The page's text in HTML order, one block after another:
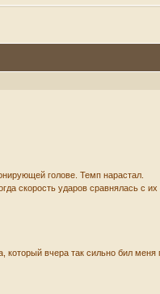
голове. Темп нарастал.
скорость ударов сравнялась с
вчера так сильно бил